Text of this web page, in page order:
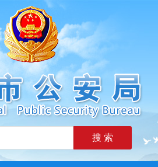
搜 索